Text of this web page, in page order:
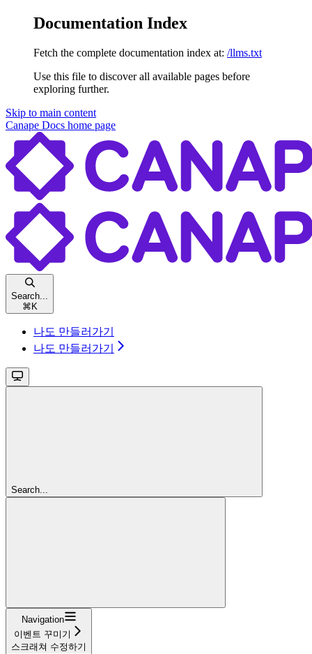
Documentation Index
Fetch the complete documentation index at: /llms.txt
Use this file to discover all available pages before
exploring further.
Skip to main content
Canape Docs home page
Search...
⌘ K
나도 만들러가기
나도 만들러가기
Search...
Navigation
이벤트 꾸미기
스크래쳐 수정하기